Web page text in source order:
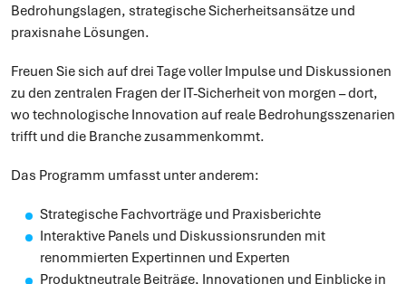
Bedrohungslagen, strategische Sicherheitsansätze und
praxisnahe Lösungen.
Freuen Sie sich auf drei Tage voller Impulse und Diskussionen
zu den zentralen Fragen der IT-Sicherheit von morgen – dort,
wo technologische Innovation auf reale Bedrohungsszenarien
trifft und die Branche zusammenkommt.
Das Programm umfasst unter anderem:
Strategische Fachvorträge und Praxisberichte
Interaktive Panels und Diskussionsrunden mit
renommierten Expertinnen und Experten
Produktneutrale Beiträge, Innovationen und Einblicke in